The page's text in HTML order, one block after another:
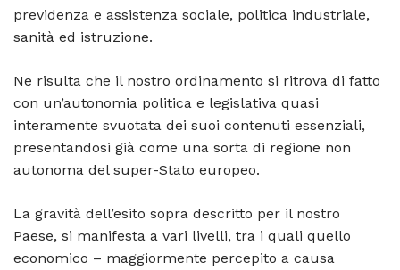
previdenza e assistenza sociale, politica industriale,
sanità ed istruzione.
Ne risulta che il nostro ordinamento si ritrova di fatto
con un’autonomia politica e legislativa quasi
interamente svuotata dei suoi contenuti essenziali,
presentandosi già come una sorta di regione non
autonoma del super-Stato europeo.
La gravità dell’esito sopra descritto per il nostro
Paese, si manifesta a vari livelli, tra i quali quello
economico – maggiormente percepito a causa